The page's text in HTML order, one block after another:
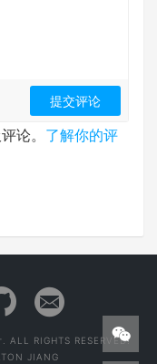
论。 了解你的评
ALL RIGHTS RESERVED.
JIANG